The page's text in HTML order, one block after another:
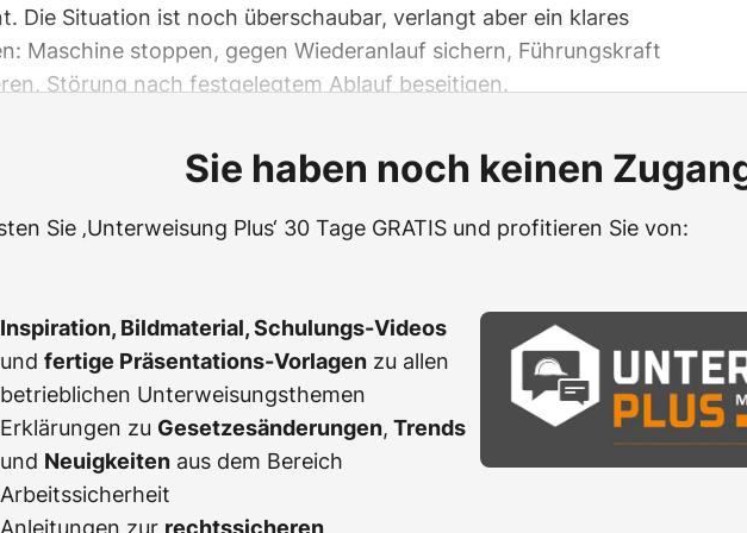
Die Situation ist noch überschaubar, verlangt aber ein klares
Maschine stoppen, gegen Wiederanlauf sichern, Führungskraft
Störung nach festgelegtem Ablauf beseitigen.
Sie haben noch keinen
Sie ‚Unterweisung Plus‘ 30 Tage GRATIS und profitieren Sie von:
Inspiration, Bildmaterial, Schulungs-Videos
und fertige Präsentations-Vorlagen zu allen
betrieblichen Unterweisungsthemen
Erklärungen zu Gesetzesänderungen, Trends
und Neuigkeiten aus dem Bereich
Arbeitssicherheit